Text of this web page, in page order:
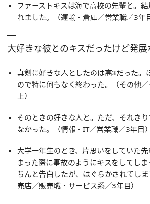
ファーストキスは海で高校の先輩と。
れました。（運輸・倉庫／営業職／3年目
大好きな彼とのキスだったけど発展
真剣に好きな人としたのは高3だった。
ので特に何もなく終わった。（その他
上）
そのときの好きな人と。ただ、それき
なかった。（情報・IT／営業職／3年目）
大学一年生のとき、片思いをしていた
まった際に事故のようにキスをしてし
ちんと告白したが、はぐらかされてし
売店／販売職・サービス系／3年目）